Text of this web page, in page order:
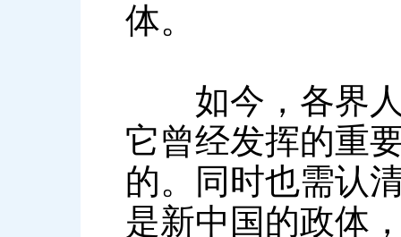
体。
如今，各界人
它曾经发挥的重
的。同时也需认
是新中国的政体